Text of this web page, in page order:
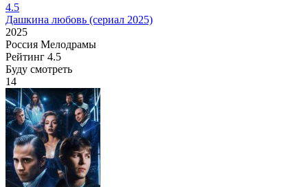
4.5
Дашкина любовь (сериал 2025)
2025
Россия Мелодрамы
Рейтинг 4.5
Буду смотреть
14